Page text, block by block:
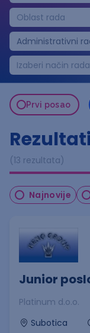
Oblast rada
Administrativni
Izaberi način rada
Prvi posao
(13 rezultata)
Najnovije
Junior
Platinum d.o.o.
Subotica